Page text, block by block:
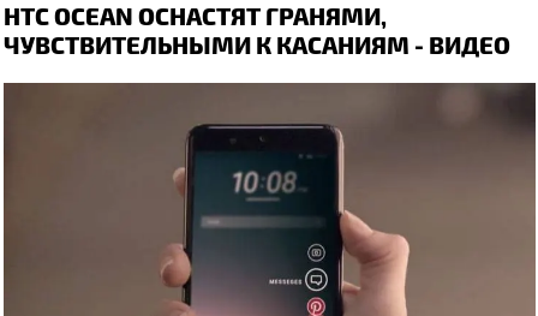
HTC OCEAN ОСНАСТЯТ ГРАНЯМИ,
ЧУВСТВИТЕЛЬНЫМИ К КАСАНИЯМ - ВИДЕО